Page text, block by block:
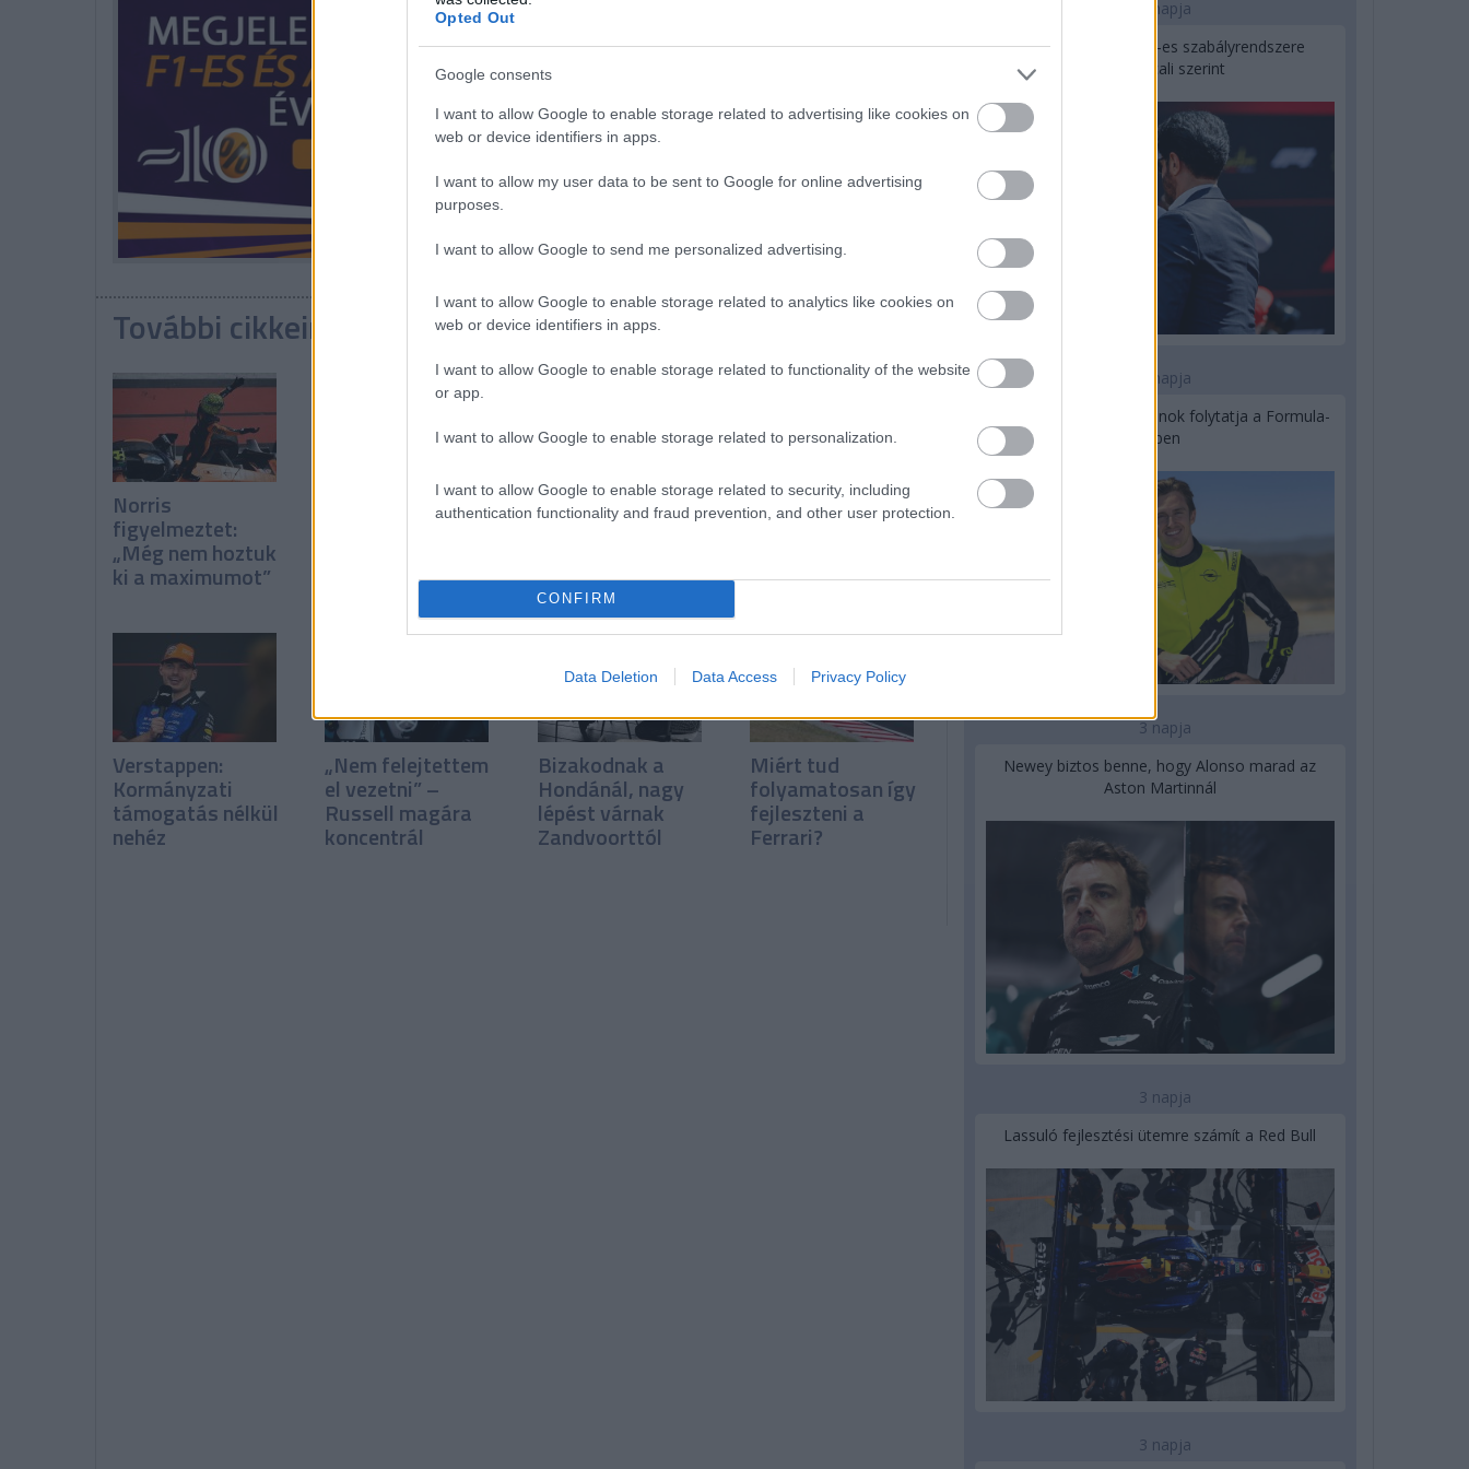
Opted Out
Google consents
I want to allow Google to enable storage related to advertising like cookies on
web or device identifiers in apps.
I want to allow my user data to be sent to Google for online advertising
purposes.
I want to allow Google to send me personalized advertising.
I want to allow Google to enable storage related to analytics like cookies on
web or device identifiers in apps.
I want to allow Google to enable storage related to functionality of the website
or app.
I want to allow Google to enable storage related to personalization.
I want to allow Google to enable storage related to security, including
authentication functionality and fraud prevention, and other user protection.
CONFIRM
Data Deletion Data Access Privacy Policy
További cikkeink a témában
Norris
figyelmeztet:
„Még nem hoztuk
ki a maximumot”
Miért karolt fel
Verstappen egy
Binotto: Elégedett
vagyok, de nem
A pilóták kérték,
de a csapatok
Pirelli javaslatát
Verstappen:
Kormányzati
támogatás nélkül
nehéz
„Nem felejtettem
el vezetni” –
Russell magára
koncentrál
Bizakodnak a
Hondánál, nagy
lépést várnak
Zandvoorttól
Miért tud
folyamatosan így
fejleszteni a
Ferrari?
2 napja
Ilyen lehet a jövő F1-es szabályrendszere
Domenicali szerint
2 napja
Újabb korábbi F2-es bajnok folytatja a Formula-
E-ben
3 napja
Newey biztos benne, hogy Alonso marad az
Aston Martinnál
3 napja
Lassuló fejlesztési ütemre számít a Red Bull
3 napja